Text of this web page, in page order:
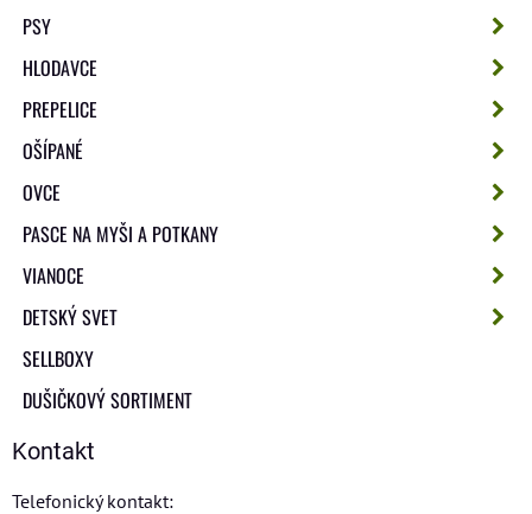
PSY
HLODAVCE
PREPELICE
OŠÍPANÉ
OVCE
PASCE NA MYŠI A POTKANY
VIANOCE
DETSKÝ SVET
SELLBOXY
DUŠIČKOVÝ SORTIMENT
Kontakt
Telefonický kontakt: